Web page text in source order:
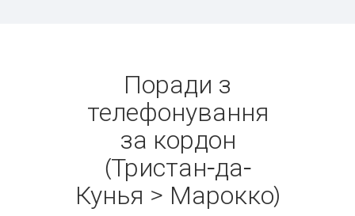
Поради з
телефонування
за кордон
(Тристан-да-
Кунья > Марокко)